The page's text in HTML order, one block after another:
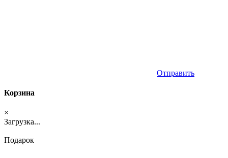
Отправить
Корзина
×
Загрузка...
Подарок